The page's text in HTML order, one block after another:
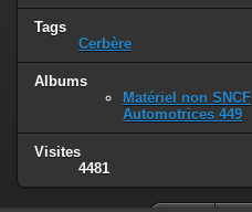
Tags
Cerbère
Albums
Matériel non SNCF
Automotrices 449
Visites
4481